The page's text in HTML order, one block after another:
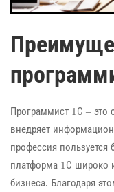
Программист 1С – это
внедряет
профессия
платформа 1С широко
бизнеса. Благодаря